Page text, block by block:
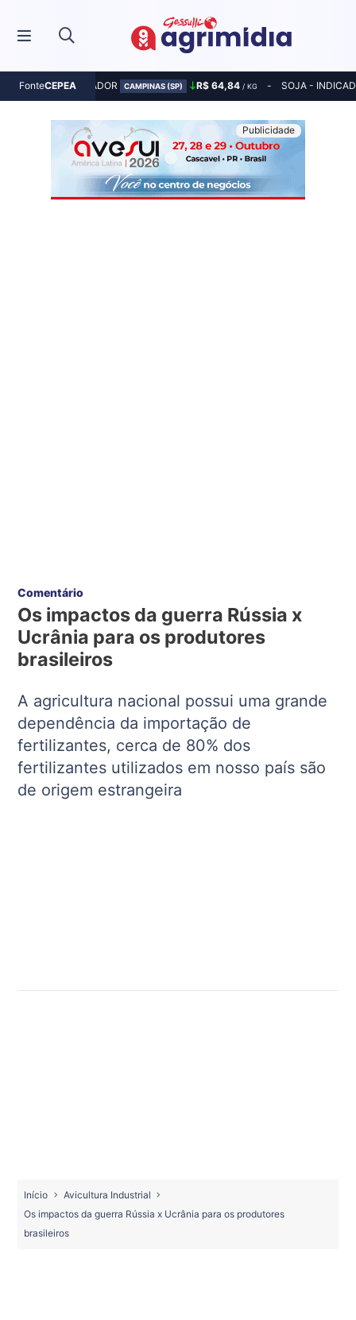
FonteCEPEA
MILHO - INDICADOR CAMPINAS (SP) R$ 64,84 / KG SOJA -
Comentário
Os impactos da guerra Rússia x
Ucrânia para os produtores
brasileiros
A agricultura nacional possui uma grande
dependência da importação de
fertilizantes, cerca de 80% dos
fertilizantes utilizados em nosso país são
de origem estrangeira
Início
Avicultura Industrial
Os impactos da guerra Rússia x Ucrânia para os produtores
brasileiros